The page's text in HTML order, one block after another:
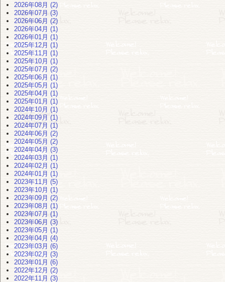
2026年08月 (2)
2026年07月 (3)
2026年06月 (2)
2026年04月 (1)
2026年01月 (1)
2025年12月 (1)
2025年11月 (1)
2025年10月 (1)
2025年07月 (2)
2025年06月 (1)
2025年05月 (1)
2025年04月 (1)
2025年01月 (1)
2024年10月 (1)
2024年09月 (1)
2024年07月 (1)
2024年06月 (2)
2024年05月 (2)
2024年04月 (3)
2024年03月 (1)
2024年02月 (1)
2024年01月 (1)
2023年11月 (5)
2023年10月 (1)
2023年09月 (2)
2023年08月 (1)
2023年07月 (1)
2023年06月 (3)
2023年05月 (1)
2023年04月 (4)
2023年03月 (6)
2023年02月 (3)
2023年01月 (6)
2022年12月 (2)
2022年11月 (3)